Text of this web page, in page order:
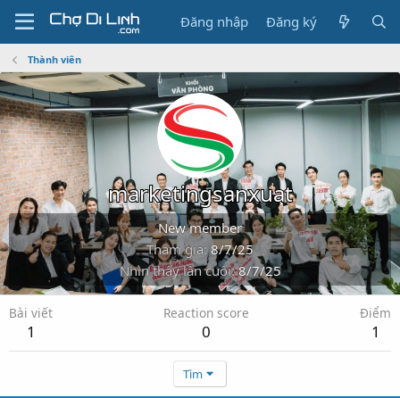
Đăng nhập Đăng ký
Thành viên
marketingsanxuat
New member
Tham gia 8/7/25
Nhìn thấy lần cuối 8/7/25
Bài viết
1
Reaction score
0
Điểm
1
Tìm